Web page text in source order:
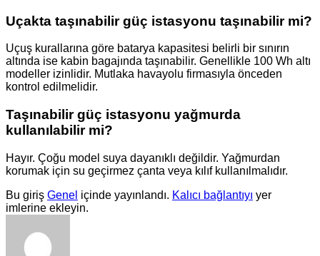
Uçakta taşınabilir güç istasyonu taşınabilir mi?
Uçuş kurallarına göre batarya kapasitesi belirli bir sınırın
altında ise kabin bagajında taşınabilir. Genellikle 100 Wh altı
modeller izinlidir. Mutlaka havayolu firmasıyla önceden
kontrol edilmelidir.
Taşınabilir güç istasyonu yağmurda
kullanılabilir mi?
Hayır. Çoğu model suya dayanıklı değildir. Yağmurdan
korumak için su geçirmez çanta veya kılıf kullanılmalıdır.
Bu giriş Genel içinde yayınlandı. Kalıcı bağlantıyı yer
imlerine ekleyin.